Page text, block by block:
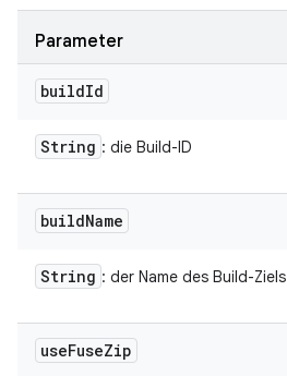
Parameter
buildId
String : die Build-ID
buildName
String : der Name des Build-Ziels
useFuseZip